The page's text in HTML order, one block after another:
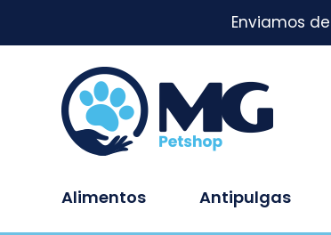
Enviamos
Alimentos Antipulgas